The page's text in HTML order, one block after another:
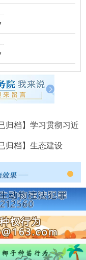
归档】学习贯彻习近
归档】生态建设